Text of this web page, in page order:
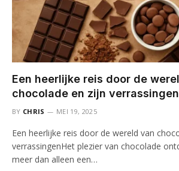
Een heerlijke reis door de
chocolade en zijn verrassingen
BY CHRIS MEI 19, 2025
Een heerlijke reis door de wereld van
verrassingenHet plezier van chocolade
meer dan alleen een…